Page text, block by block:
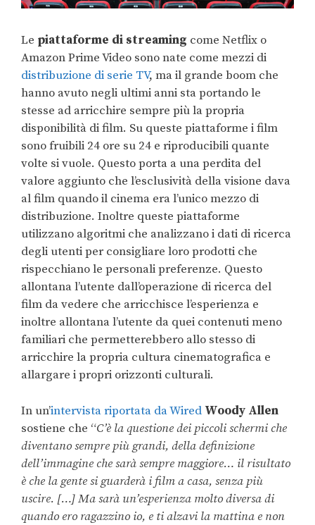
Le piattaforme di streaming come Netflix o
Amazon Prime Video sono nate come mezzi di
distribuzione di serie TV, ma il grande boom che
hanno avuto negli ultimi anni sta portando le
stesse ad arricchire sempre più la propria
disponibilità di film. Su queste piattaforme i film
sono fruibili 24 ore su 24 e riproducibili quante
volte si vuole. Questo porta a una perdita del
valore aggiunto che l’esclusività della visione dava
al film quando il cinema era l’unico mezzo di
distribuzione. Inoltre queste piattaforme
utilizzano algoritmi che analizzano i dati di ricerca
degli utenti per consigliare loro prodotti che
rispecchiano le personali preferenze. Questo
allontana l’utente dall’operazione di ricerca del
film da vedere che arricchisce l’esperienza e
inoltre allontana l’utente da quei contenuti meno
familiari che permetterebbero allo stesso di
arricchire la propria cultura cinematografica e
allargare i propri orizzonti culturali.
In un’intervista riportata da Wired Woody Allen
sostiene che “C’è la questione dei piccoli schermi che
diventano sempre più grandi, della definizione
dell’immagine che sarà sempre maggiore… il risultato
è che la gente si guarderà i film a casa, senza più
uscire. […] Ma sarà un’esperienza molto diversa di
quando ero ragazzino io, e ti alzavi la mattina e non